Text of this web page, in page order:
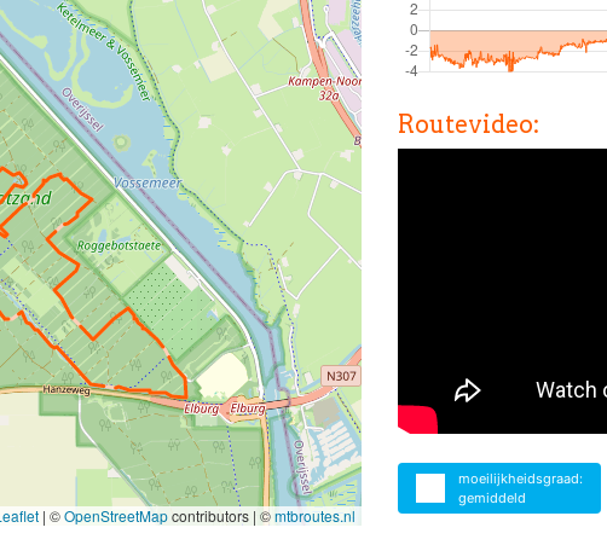
| ©OpenStreetMapcontributors | ©mtbroutes.nl
Routevideo:
moeilijkheidsgraad:
gemiddeld